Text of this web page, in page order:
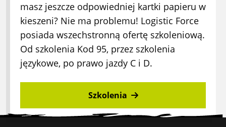
masz jeszcze odpowiedniej kartki papieru w
kieszeni? Nie ma problemu! Logistic Force
posiada wszechstronną ofertę szkoleniową.
Od szkolenia Kod 95, przez szkolenia
językowe, po prawo jazdy C i D.
Szkolenia